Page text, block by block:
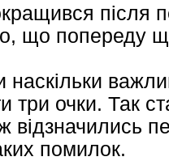
після
що попереду
наскільки
три очки. Так
відзначились
помилок.